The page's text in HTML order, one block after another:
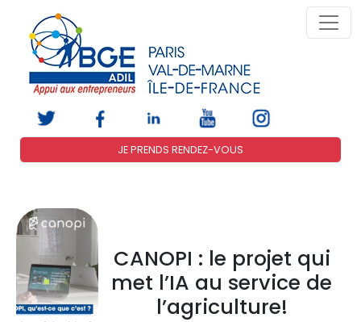
JE PRENDS RENDEZ-VOUS
CANOPI : le projet qui
met l’IA au service de
l’agriculture!